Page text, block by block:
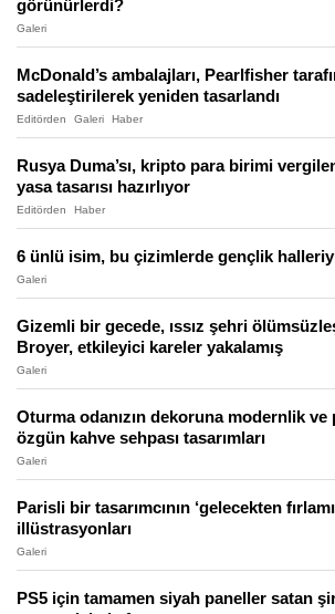
görünürlerdi?
Galeri
McDonald’s ambalajları, Pearlfisher
sadeleştirilerek yeniden tasarlandı
Editörden Galeri Haber
Rusya Duma’sı, kripto para birimi
yasa tasarısı hazırlıyor
Editörden Haber
6 ünlü isim, bu çizimlerde gençlik
Galeri
Gizemli bir gecede, ıssız şehri
Broyer, etkileyici kareler yakalamış
Galeri
Oturma odanızın dekoruna modernlik
özgün kahve sehpası tasarımları
Galeri
Parisli bir tasarımcının ‘gelecekten
illüstrasyonları
Galeri
PS5 için tamamen siyah paneller satan